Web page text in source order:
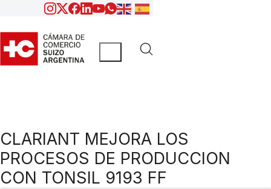
CLARIANT MEJORA LOS
PROCESOS DE PRODUCCION
CON TONSIL 9193 FF